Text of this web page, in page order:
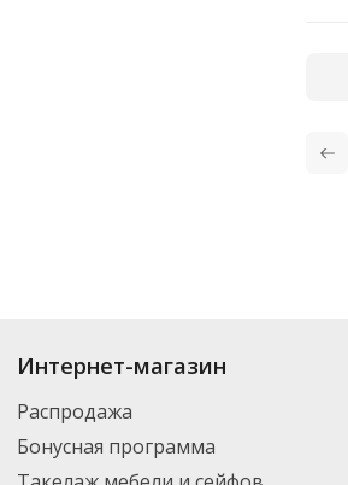
Интернет-магазин
Распродажа
Бонусная программа